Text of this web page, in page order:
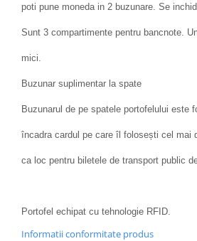
poti pune moneda in 2 buzunare. Se
Sunt 3 compartimente pentru bancnote.
mici.
Buzunar suplimentar la spate
Buzunarul de pe spatele portofelului este
încadra cardul pe care îl folosești cel mai
ca loc pentru biletele de transport public
Portofel echipat cu tehnologie RFID.
Informatii conformitate produs